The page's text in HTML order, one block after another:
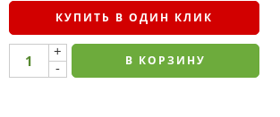
КУПИТЬ В ОДИН КЛИК
+
-
В КОРЗИНУ